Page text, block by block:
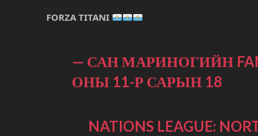
FORZA TITANI
— САН МАРИНОГИЙН FAN
ОНЫ 11-Р САРЫН 18
NATIONS LEAGUE: